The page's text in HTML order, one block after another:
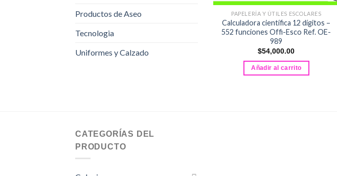
Productos de Aseo
Tecnologia
Uniformes y Calzado
PAPELERÍA Y ÚTILES ESCOLARES
Calculadora científica 12 dígitos –
552 funciones Offi-Esco Ref. OE-
989
$54,000.00
Añadir al carrito
CATEGORÍAS DEL
PRODUCTO